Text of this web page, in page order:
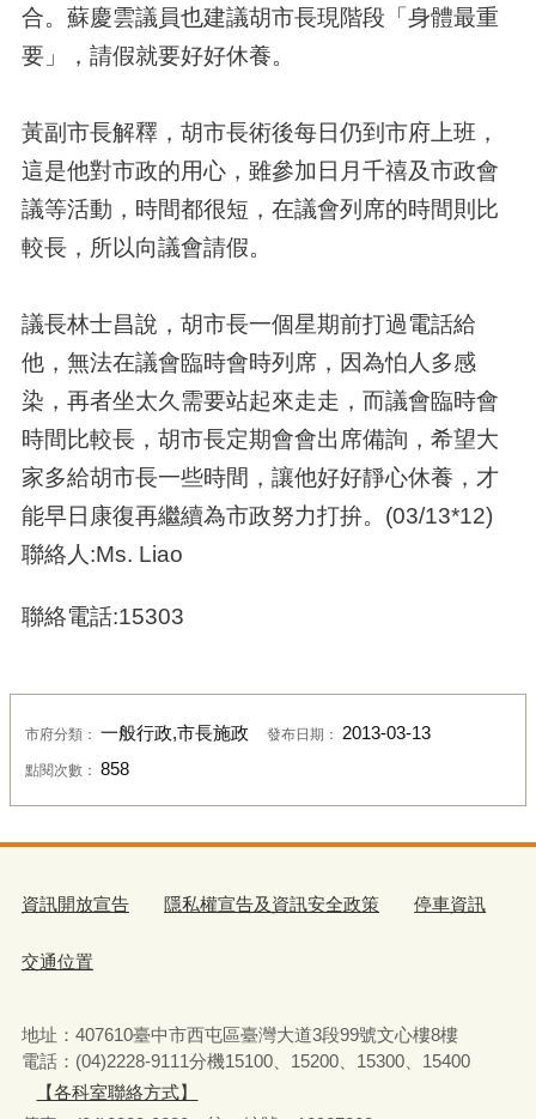
合。蘇慶雲議員也建議胡市長現階段「身體最重
要」，請假就要好好休養。
黃副市長解釋，胡市長術後每日仍到市府上班，
這是他對市政的用心，雖參加日月千禧及市政會
議等活動，時間都很短，在議會列席的時間則比
較長，所以向議會請假。
議長林士昌說，胡市長一個星期前打過電話給
他，無法在議會臨時會時列席，因為怕人多感
染，再者坐太久需要站起來走走，而議會臨時會
時間比較長，胡市長定期會會出席備詢，希望大
家多給胡市長一些時間，讓他好好靜心休養，才
能早日康復再繼續為市政努力打拚。(03/13*12)
聯絡人:Ms. Liao
聯絡電話:15303
市府分類： 一般行政,市長施政 發布日期： 2013-03-13
點閱次數： 858
資訊開放宣告 隱私權宣告及資訊安全政策 停車資訊
交通位置
地址：407610臺中市西屯區臺灣大道3段99號文心樓8樓
電話：(04)2228-9111分機15100、15200、15300、15400
【各科室聯絡方式】